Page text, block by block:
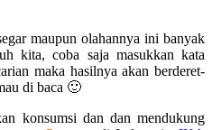
maupun olahannya ini banyak
kita, coba saja masukkan kata
maka hasilnya akan berderet-
di baca 🙂
konsumsi dan dan mendukung